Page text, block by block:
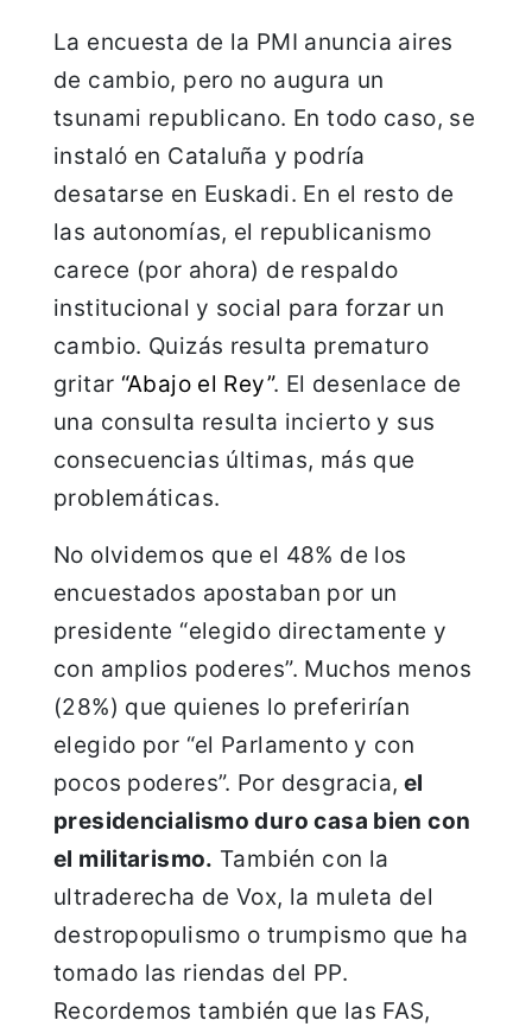
La encuesta de la PMI anuncia aires
de cambio, pero no augura un
tsunami republicano. En todo caso, se
instaló en Cataluña y podría
desatarse en Euskadi. En el resto de
las autonomías, el republicanismo
carece (por ahora) de respaldo
institucional y social para forzar un
cambio. Quizás resulta prematuro
gritar “Abajo el Rey”. El desenlace de
una consulta resulta incierto y sus
consecuencias últimas, más que
problemáticas.
No olvidemos que el 48% de los
encuestados apostaban por un
presidente “elegido directamente y
con amplios poderes”. Muchos menos
(28%) que quienes lo preferirían
elegido por “el Parlamento y con
pocos poderes”. Por desgracia, el
presidencialismo duro casa bien con
el militarismo. También con la
ultraderecha de Vox, la muleta del
destropopulismo o trumpismo que ha
tomado las riendas del PP.
Recordemos también que las FAS,